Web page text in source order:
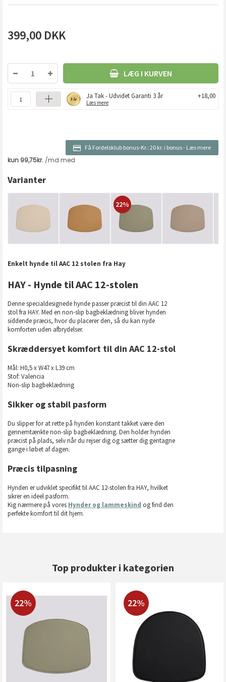
399,00 DKK
LÆG I KURVEN
Ja Tak - Udvidet Garanti 3 år
Læs mere
+18,00
Få Fordelsklub bonus-Kr.: 20 kr. i bonus- Læs mere
Varianter
22%
Enkelt hynde til AAC 12 stolen fra Hay
HAY - Hynde til AAC 12-stolen
Denne specialdesignede hynde passer præcist til din AAC 12
stol fra HAY. Med en non-slip bagbeklædning bliver hynden
siddende præcis, hvor du placerer den, så du kan nyde
komforten uden afbrydelser.
Skræddersyet komfort til din AAC 12-stol
Mål: H0,5 x W47 x L39 cm
Stof: Valencia
Non-slip bagbeklædning
Sikker og stabil pasform
Du slipper for at rette på hynden konstant takket være den
gennemtænkte non-slip bagbeklædning. Den holder hynden
præcist på plads, selv når du rejser dig og sætter dig gentagne
gange i løbet af dagen.
Præcis tilpasning
Hynden er udviklet specifikt til AAC 12-stolen fra HAY, hvilket
sikrer en ideel pasform.
Kig nærmere på vores Hynder og lammeskind og find den
perfekte komfort til dit hjem.
Top produkter i kategorien
22% 22%